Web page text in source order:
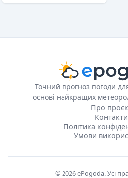
Точний прогноз погоди
основі найкращих
Про
Контакти
Політика
Умови
© 2026 ePogoda. Усі